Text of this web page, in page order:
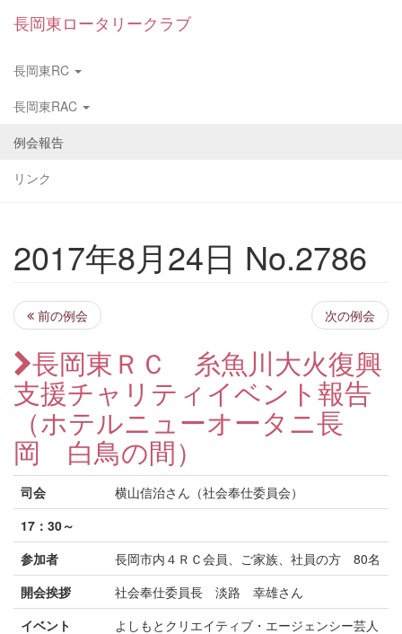
長岡東ロータリークラブ
長岡東RC
長岡東RAC
例会報告
リンク
2017年8月24日 No.2786
前の例会 次の例会
長岡東ＲＣ 糸魚川大火復興
支援チャリティイベント報告
（ホテルニューオータニ長
岡 白鳥の間）
司会
横山信治さん（社会奉仕委員会）
17：30～
参加者
長岡市内４ＲＣ会員、ご家族、社員の方 80名
開会挨拶
社会奉仕委員長 淡路 幸雄さん
イベント
よしもとクリエイティブ・エージェンシー芸人